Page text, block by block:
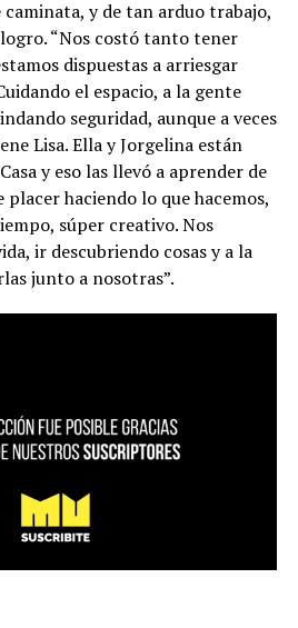
caminata, y de tan arduo trabajo,
“Nos costó tanto tener
dispuestas a arriesgar
el espacio, a la gente
seguridad, aunque a veces
Lisa. Ella y Jorgelina están
y eso las llevó a aprender de
placer haciendo lo que hacemos,
súper creativo. Nos
ir descubriendo cosas y a la
junto a nosotras”.